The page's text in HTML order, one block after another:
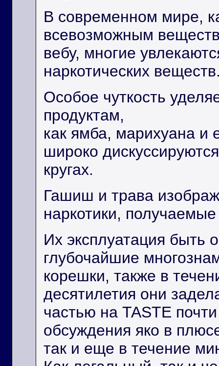
В современном мире,
всевозможным
вебу, многие
наркотических
Особое чуткость
продуктам,
как ямба, марихуана
широко
кругах.
Гашиш и трава
наркотики,
Их эксплуатация быть
глубочайшие
корешки, также в
десятилетия они
частью на TASTE
обсуждения яко в
так и еще в течение